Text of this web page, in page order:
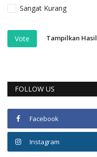
Sangat Kurang
Vote Tampilkan Hasil
FOLLOW US
Facebook
Instagram